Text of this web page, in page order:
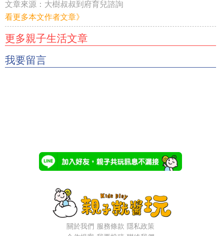
文章來源： 大樹叔叔到府育兒諮詢
看更多本文作者文章》
更多親子生活文章
我要留言
關於我們 服務條款 隱私政策